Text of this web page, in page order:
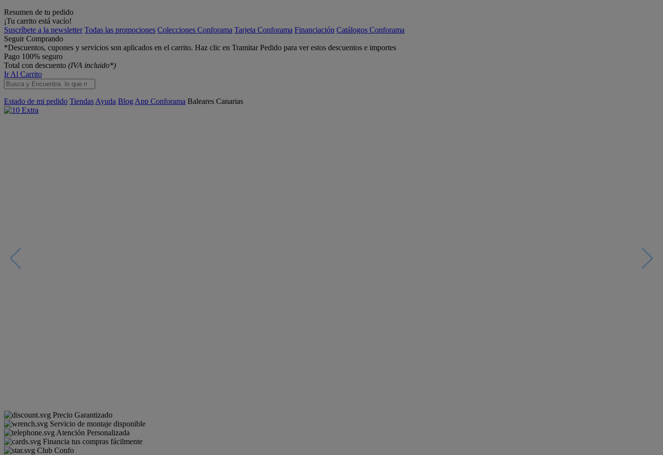
Resumen de tu pedido
¡Tu carrito está vacío!
Suscríbete a la newsletter Todas las promociones Colecciones Conforama Tarjeta Conforama Financiación Catálogos Conforama
Seguir Comprando
*Descuentos, cupones y servicios son aplicados en el carrito. Haz clic en Tramitar Pedido para ver estos descuentos e importes
Pago 100% seguro
Total con descuento (IVA incluido*)
Ir Al Carrito
Estado de mi pedido Tiendas Ayuda Blog App Conforama Baleares Canarias
Precio Garantizado
Servicio de montaje disponible
Atención Personalizada
Financia tus compras fácilmente
Club Confo